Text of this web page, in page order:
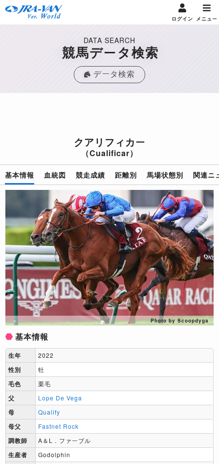
ログイン メニュー
DATA SEARCH
競馬データ検索
データ検索
クアリフィカー
（Cualificar）
基本情報 血統図 競走成績 距離別 馬場状態別 関連ニ
Photo by Scoopdyga
基本情報
生年 2022
性別 牡
毛色 栗毛
父 Lope De Vega
母 Qualify
母父 Fastnet Rock
調教師 A＆L．ファーブル
生産者 Godolphin